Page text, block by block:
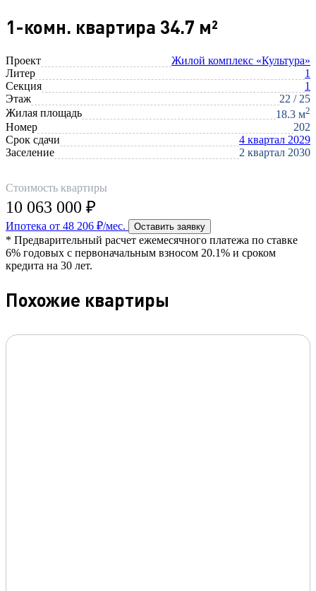
1-комн. квартира 34.7 м²
Проект
Жилой комплекс «Культура»
Литер
1
Секция
1
Этаж
22 / 25
Жилая площадь
18.3 м2
Номер
202
Срок сдачи
4 квартал 2029
Заселение
2 квартал 2030
Стоимость квартиры
10 063 000 ₽
Ипотека от 48 206 ₽/мес. Оставить заявку
* Предварительный расчет ежемесячного платежа по ставке
6% годовых с первоначальным взносом 20.1% и сроком
кредита на 30 лет.
Похожие квартиры